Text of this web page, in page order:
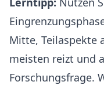
Mitte, Teilaspekte
meisten reizt und
Forschungsfrage.